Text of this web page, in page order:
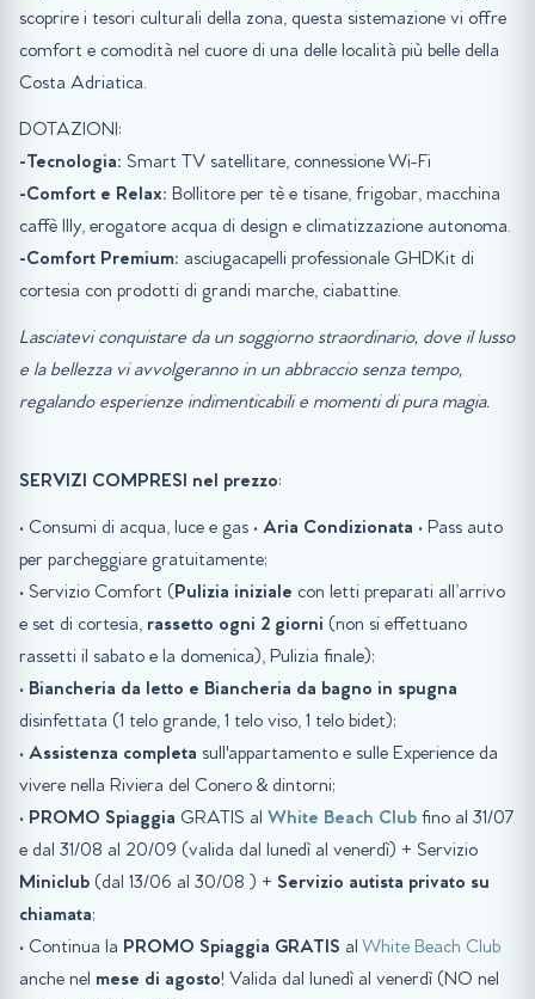
scoprire i tesori culturali della zona, questa sistemazione vi offre
comfort e comodità nel cuore di una delle località più belle della
Costa Adriatica.
DOTAZIONI:
-Tecnologia: Smart TV satellitare, connessione Wi-Fi
-Comfort e Relax: Bollitore per tè e tisane, frigobar, macchina
caffè Illy, erogatore acqua di design e climatizzazione autonoma.
-Comfort Premium: asciugacapelli professionale GHDKit di
cortesia con prodotti di grandi marche, ciabattine.
Lasciatevi conquistare da un soggiorno straordinario, dove il lusso
e la bellezza vi avvolgeranno in un abbraccio senza tempo,
regalando esperienze indimenticabili e momenti di pura magia.
SERVIZI COMPRESI nel prezzo:
• Consumi di acqua, luce e gas • Aria Condizionata • Pass auto
per parcheggiare gratuitamente;
• Servizio Comfort (Pulizia iniziale con letti preparati all’arrivo
e set di cortesia, rassetto ogni 2 giorni (non si effettuano
rassetti il sabato e la domenica), Pulizia finale);
• Biancheria da letto e Biancheria da bagno in spugna
disinfettata (1 telo grande, 1 telo viso, 1 telo bidet);
• Assistenza completa sull'appartamento e sulle Experience da
vivere nella Riviera del Conero & dintorni;
• PROMO Spiaggia GRATIS al White Beach Club fino al 31/07
e dal 31/08 al 20/09 (valida dal lunedì al venerdì) + Servizio
Miniclub (dal 13/06 al 30/08 ) + Servizio autista privato su
chiamata;
• Continua la PROMO Spiaggia GRATIS al White Beach Club
anche nel mese di agosto! Valida dal lunedì al venerdì (NO nel